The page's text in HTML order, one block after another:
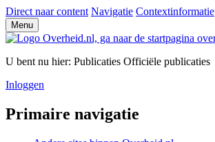
Direct naar content Navigatie Contextinformatie
Menu
U bent nu hier: Publicaties Officiële publicaties
Inloggen
Primaire navigatie